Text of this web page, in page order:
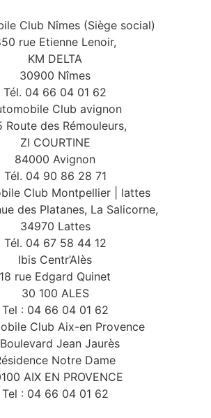
Club Nîmes (Siège social)
rue Etienne Lenoir,
KM DELTA
30900 Nîmes
Tél. 04 66 04 01 62
Club avignon
Route des Rémouleurs,
ZI COURTINE
84000 Avignon
Tél. 04 90 86 28 71
Club Montpellier | lattes
des Platanes, La Salicorne,
34970 Lattes
Tél. 04 67 58 44 12
Ibis Centr’Alès
18 rue Edgard Quinet
30 100 ALES
Tel : 04 66 04 01 62
Club Aix-en Provence
Jean Jaurès
Notre Dame
AIX EN PROVENCE
Tel : 04 66 04 01 62